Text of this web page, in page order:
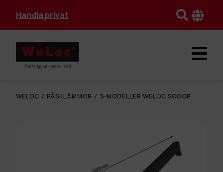
Handla privat
WELOC / PÅSKLÄMMOR / S-MODELLER WELOC SCOOP